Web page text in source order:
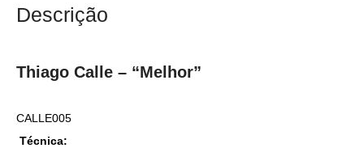
Descrição
Thiago Calle – “Melhor”
CALLE005
Técnica: